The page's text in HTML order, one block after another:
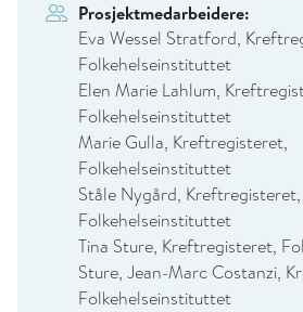
Prosjektmedarbeidere:
Eva Wessel Stratford,
Folkehelseinstituttet
Elen Marie Lahlum,
Folkehelseinstituttet
Marie Gulla, Kreftregisteret,
Folkehelseinstituttet
Ståle Nygård, Kreftregisteret,
Folkehelseinstituttet
Tina Sture, Kreftregisteret,
Sture, Jean-Marc Costanzi,
Folkehelseinstituttet